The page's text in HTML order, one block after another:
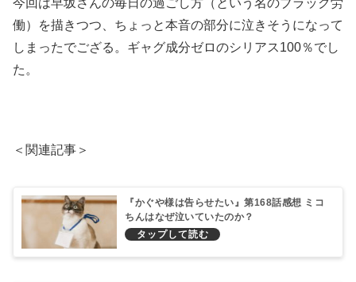
今回は早坂さんの毎日の過ごし方（という名のブラック労
働）を描きつつ、ちょっと本音の部分に泣きそうになって
しまったでござる。ギャグ成分ゼロのシリアス100％でし
た。
＜関連記事＞
『かぐや様は告らせたい』第168話感想 ミコ
ちんはなぜ泣いていたのか？